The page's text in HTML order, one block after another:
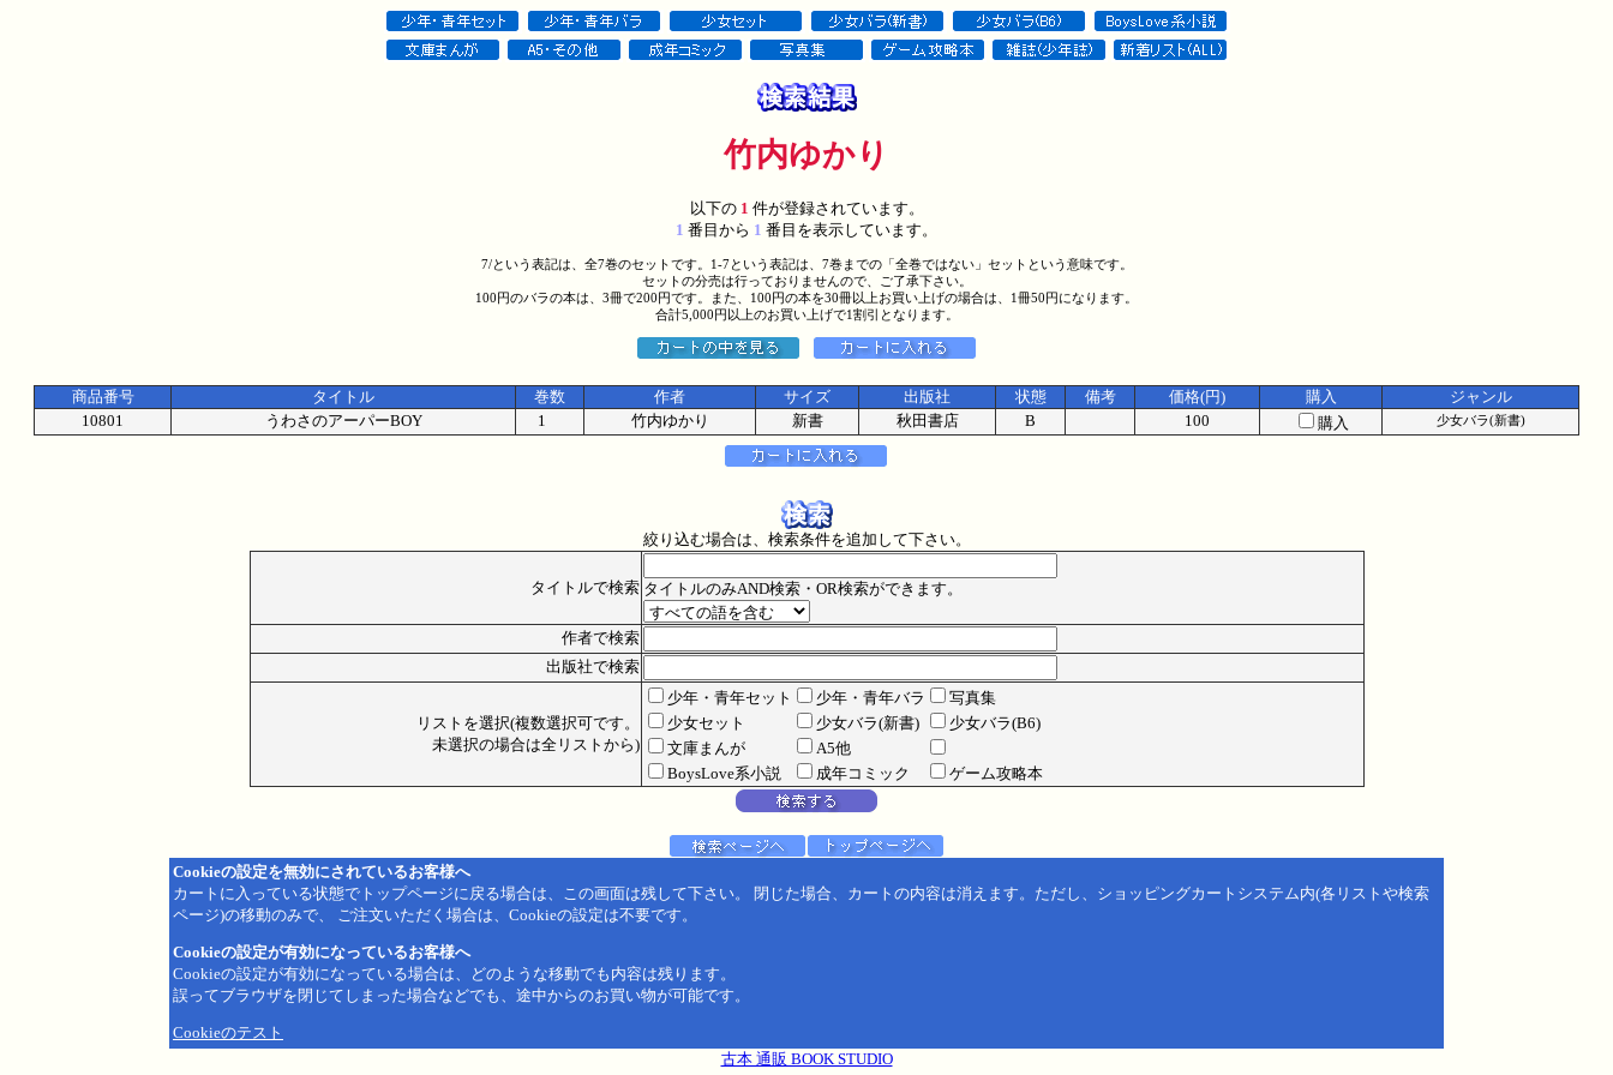
竹内ゆかり
以下の1 件が登録されています。
1 番目から 1 番目を表示しています。
7/という表記は、全7巻のセットです。1-7という表記は、7巻までの「全巻ではない」セットという意味です。
セットの分売は行っておりませんので、ご了承下さい。
100円のバラの本は、3冊で200円です。また、100円の本を30冊以上お買い上げの場合は、1冊50円になります。
合計5,000円以上のお買い上げで1割引となります。
商品番号 タイトル 巻数 作者 サイズ 出版社 状態 備考 価格(円) 購入
ジャンル
10801
うわさのアーパーBOY 1 竹内ゆかり 新書 秋田書店 B 100 購入 少女バラ(新書)
絞り込む場合は、検索条件を追加して下さい。
タイトルで検索 タイトルのみAND検索・OR検索ができます。
作者で検索
出版社で検索
リストを選択(複数選択可です。
未選択の場合は全リストから)
少年・青年セット 少年・青年バラ
写真集
少女セット
少女バラ(新書)
少女バラ(B6)
文庫まんが
A5他
BoysLove系小説
成年コミック ゲーム攻略本
Cookieの設定を無効にされているお客様へ
カートに入っている状態でトップページに戻る場合は、この画面は残して下さい。 閉じた場合、カートの内容は消えます。ただし、ショッピングカートシステム内(各リストや検索
ページ)の移動のみで、 ご注文いただく場合は、Cookieの設定は不要です。
Cookieの設定が有効になっているお客様へ
Cookieの設定が有効になっている場合は、どのような移動でも内容は残ります。
誤ってブラウザを閉じてしまった場合などでも、途中からのお買い物が可能です。
Cookieのテスト
古本 通販 BOOK STUDIO